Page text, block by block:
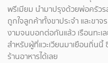
พรีเมียม นำมาปรุงด้วยพ่อครัวร
ถูกใจลูกค้าทั้งขาประจำ และขา
งามจนบอกต่อกันแล้ว เรือนทะ
สำหรับผู้ที่แวะเวียนมาเยือนถิ่นนี้
ร้านอาหารได้เลย